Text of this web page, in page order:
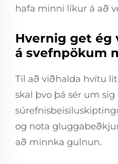
hafa minni líkur á að
Hvernig get
á svefnpökum
Til að viðhalda hvítu
skal þvo þá sér um sig
og nota
að minnka gulnun.